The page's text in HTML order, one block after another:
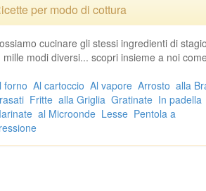
per modo di cottura
cucinare gli stessi ingredienti di
mille modi diversi... scopri insieme a noi
forno Al cartoccio Al vapore Arrosto alla
Fritte alla Griglia Gratinate In padella
al Microonde Lesse Pentola a